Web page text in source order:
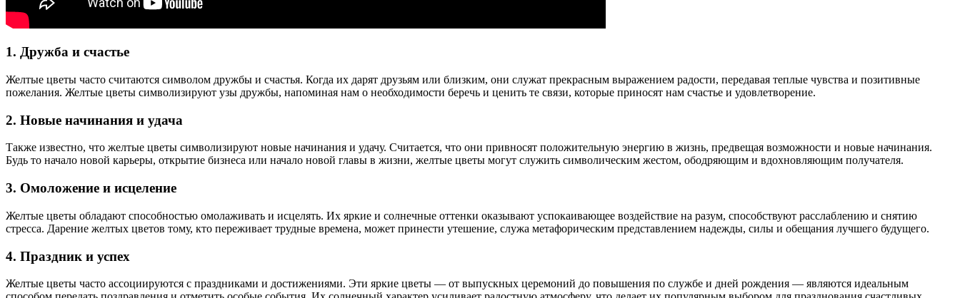
1. Дружба и счастье
Желтые цветы часто считаются символом дружбы и счастья. Когда их дарят друзьям или близким, они служат прекрасным выражением радости, передавая теплые чувства и позитивные
пожелания. Желтые цветы символизируют узы дружбы, напоминая нам о необходимости беречь и ценить те связи, которые приносят нам счастье и удовлетворение.
2. Новые начинания и удача
Также известно, что желтые цветы символизируют новые начинания и удачу. Считается, что они привносят положительную энергию в жизнь, предвещая возможности и новые начинания.
Будь то начало новой карьеры, открытие бизнеса или начало новой главы в жизни, желтые цветы могут служить символическим жестом, ободряющим и вдохновляющим получателя.
3. Омоложение и исцеление
Желтые цветы обладают способностью омолаживать и исцелять. Их яркие и солнечные оттенки оказывают успокаивающее воздействие на разум, способствуют расслаблению и снятию
стресса. Дарение желтых цветов тому, кто переживает трудные времена, может принести утешение, служа метафорическим представлением надежды, силы и обещания лучшего будущего.
4. Праздник и успех
Желтые цветы часто ассоциируются с праздниками и достижениями. Эти яркие цветы — от выпускных церемоний до повышения по службе и дней рождения — являются идеальным